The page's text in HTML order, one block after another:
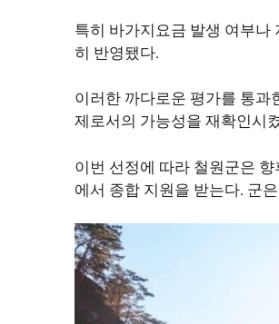
특히 바가지요금 발생 여부나
히 반영됐다.
이러한 까다로운 평가를 통과
제로서의 가능성을 재확인시
이번 선정에 따라 철원군은
에서 종합 지원을 받는다. 군